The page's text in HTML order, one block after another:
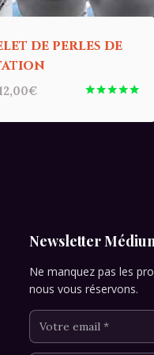
de perles de
€
actuel
Newsletter
Ne manquez pas les
nous vous réservons.